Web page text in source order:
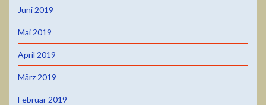
Juni 2019
Mai 2019
April 2019
März 2019
Februar 2019